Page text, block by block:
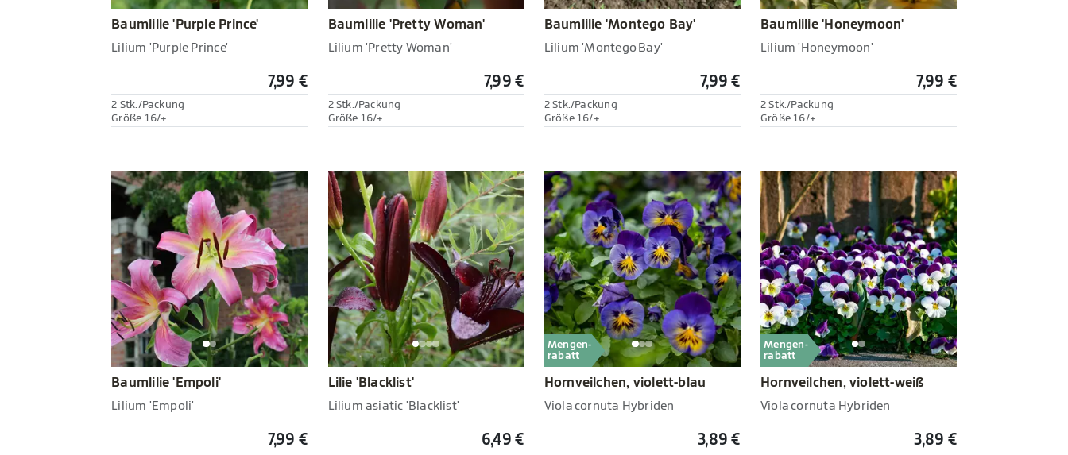
Baumlilie 'Purple Prince'
Lilium 'Purple Prince'
7,99 €
2 Stk./Packung
Größe 16/+
Baumlilie 'Pretty Woman'
Lilium 'Pretty Woman'
7,99 €
2 Stk./Packung
Größe 16/+
Baumlilie 'Montego Bay'
Lilium 'Montego Bay'
7,99 €
2 Stk./Packung
Größe 16/+
Baumlilie 'Honeymoon'
Lilium 'Honeymoon'
7,99 €
2 Stk./Packung
Größe 16/+
Baumlilie 'Empoli'
Lilium 'Empoli'
7,99 €
Lilie 'Blacklist'
Lilium asiatic 'Blacklist'
6,49 €
Mengen-
rabatt
Hornveilchen, violett-blau
Viola cornuta Hybriden
3,89 €
Mengen-
rabatt
Hornveilchen, violett-weiß
Viola cornuta Hybriden
3,89 €